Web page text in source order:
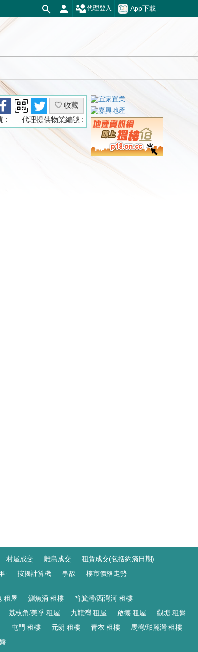
App下載
代理登入
收藏
代理提供物業編號 :
:
村屋成交 離島成交
租賃成交(包括約滿日期)
按揭計算機 事故 樓市價格走勢
租屋 鰂魚涌 租樓
筲箕灣/西灣河 租樓
荔枝角/美孚 租屋 九龍灣 租屋 啟德 租屋
觀塘 租盤
屯門 租樓 元朗 租樓 青衣 租樓
馬灣/珀麗灣 租樓